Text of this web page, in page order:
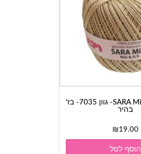
חוט כותנה- SARA Mini- גוון 7035- בז'
בהיר
₪19.00
הוסף לסל